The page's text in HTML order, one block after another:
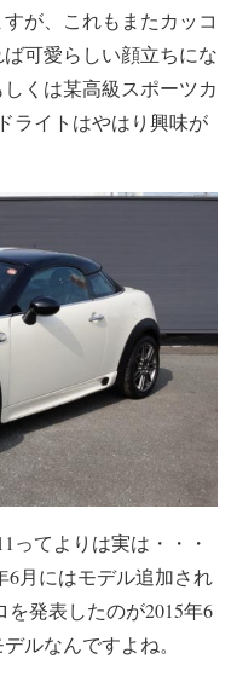
が、これもまたカッコ
可愛らしい顔立ちにな
くは某高級スポーツカ
ライトはやはり興味が
ってよりは実は・・・
6月にはモデル追加され
発表したのが2015年6
ルなんですよね。